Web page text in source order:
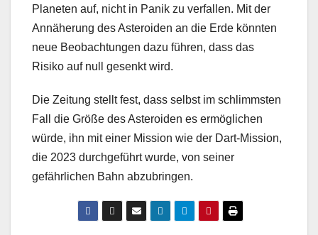
Planeten auf, nicht in Panik zu verfallen. Mit der
Annäherung des Asteroiden an die Erde könnten
neue Beobachtungen dazu führen, dass das
Risiko auf null gesenkt wird.
Die Zeitung stellt fest, dass selbst im schlimmsten
Fall die Größe des Asteroiden es ermöglichen
würde, ihn mit einer Mission wie der Dart-Mission,
die 2023 durchgeführt wurde, von seiner
gefährlichen Bahn abzubringen.